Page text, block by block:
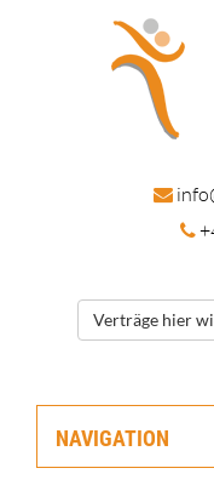
in
Verträge hier
NAVIGATION